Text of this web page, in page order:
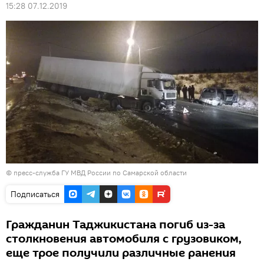
15:28 07.12.2019
© пресс-служба ГУ МВД России по Самарской области
Подписаться
Гражданин Таджикистана погиб из-за
столкновения автомобиля с грузовиком,
еще трое получили различные ранения